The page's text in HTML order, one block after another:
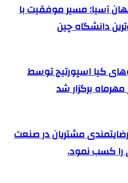
آسیا: مسیر موفقیت با
دانشگاه چین
کیا اسپورتیج توسط
برگزار شد
مشتریان در صنعت
را کسب نمود.